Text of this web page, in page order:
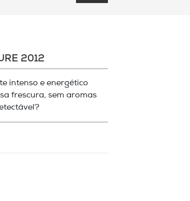
2012
intenso e energético
frescura, sem aromas